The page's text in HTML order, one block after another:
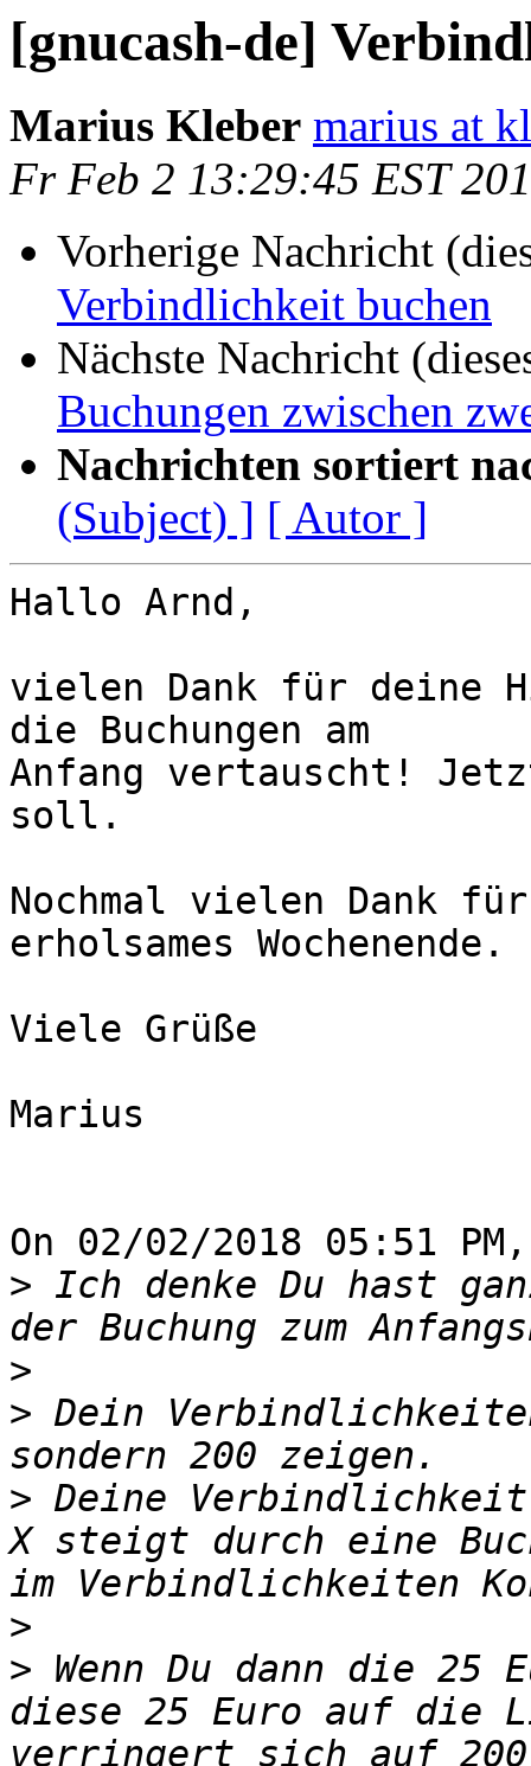
[gnucash-de]
Marius Kleber marius at
Fr Feb 2 13:29:45 EST
Vorherige Nachricht
Verbindlichkeit buchen
Nächste Nachricht
Buchungen zwischen
Nachrichten sortiert
(Subject) ] [ Autor ]
Hallo Arnd,
vielen Dank für deine
die Buchungen am
Anfang vertauscht!
soll.
Nochmal vielen Dank
erholsames Wochenende.
Viele Grüße
Marius
On 02/02/2018 05:51
> Ich denke Du hast
>
> Dein
> Deine Verbindlichkeit
X steigt durch eine
>
> Wenn Du dann die 25
diese 25 Euro auf die